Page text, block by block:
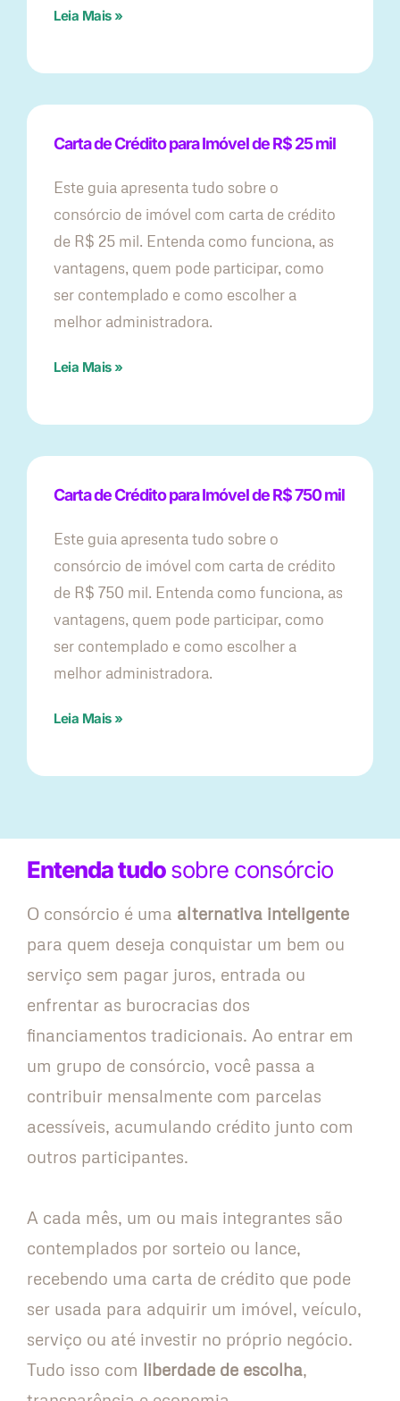
Leia Mais »
Carta de Crédito para Imóvel de R$ 25 mil
Este guia apresenta tudo sobre o
consórcio de imóvel com carta de crédito
de R$ 25 mil. Entenda como funciona, as
vantagens, quem pode participar, como
ser contemplado e como escolher a
melhor administradora.
Leia Mais »
Carta de Crédito para Imóvel de R$ 750 mil
Este guia apresenta tudo sobre o
consórcio de imóvel com carta de crédito
de R$ 750 mil. Entenda como funciona, as
vantagens, quem pode participar, como
ser contemplado e como escolher a
melhor administradora.
Leia Mais »
Entenda tudosobre consórcio
O consórcio é uma alternativa inteligente
para quem deseja conquistar um bem ou
serviço sem pagar juros, entrada ou
enfrentar as burocracias dos
financiamentos tradicionais. Ao entrar em
um grupo de consórcio, você passa a
contribuir mensalmente com parcelas
acessíveis, acumulando crédito junto com
outros participantes.
A cada mês, um ou mais integrantes são
contemplados por sorteio ou lance,
recebendo uma carta de crédito que pode
ser usada para adquirir um imóvel, veículo,
serviço ou até investir no próprio negócio.
Tudo isso com liberdade de escolha,